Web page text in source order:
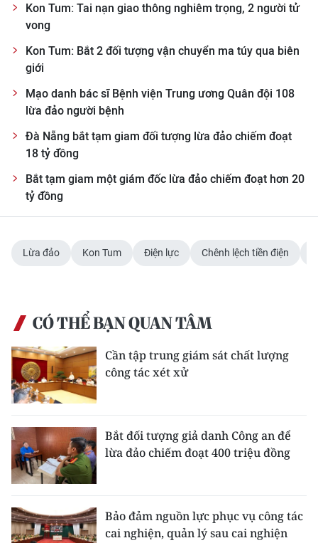
РУССКИЙ
ESPAÑOL
한국어
Kon Tum: Tai nạn giao thông nghiêm trọng, 2 người tử
vong
Kon Tum: Bắt 2 đối tượng vận chuyển ma túy qua biên
giới
Mạo danh bác sĩ Bệnh viện Trung ương Quân đội 108
lừa đảo người bệnh
Đà Nẵng bắt tạm giam đối tượng lừa đảo chiếm đoạt
18 tỷ đồng
Bắt tạm giam một giám đốc lừa đảo chiếm đoạt hơn 20
tỷ đồng
Lừa đảo Kon Tum Điện lực Chênh lệch tiền điện
CÓ THỂ BẠN QUAN TÂM
Cần tập trung giám sát chất lượng
công tác xét xử
Bắt đối tượng giả danh Công an để
lừa đảo chiếm đoạt 400 triệu đồng
Bảo đảm nguồn lực phục vụ công tác
cai nghiện, quản lý sau cai nghiện